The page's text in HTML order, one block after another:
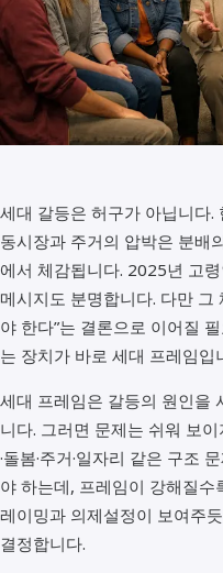
세대 갈등은 허구가 아닙니다.
동시장과 주거의 압박은 분배
에서 체감됩니다. 2025년 고
메시지도 분명합니다. 다만 그
야 한다”는 결론으로 이어질
는 장치가 바로 세대 프레임입
세대 프레임은 갈등의 원인을
니다. 그러면 문제는 쉬워 보
·돌봄·주거·일자리 같은 구조
야 하는데, 프레임이 강해질
레이밍과 의제설정이 보여주
결정합니다.